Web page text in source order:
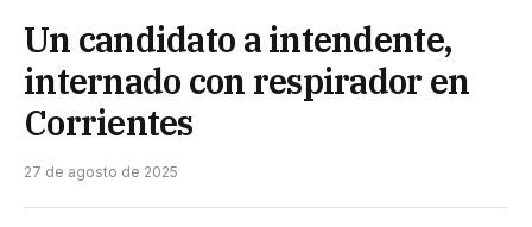
Un candidato a intendente,
internado con respirador en
Corrientes
27 de agosto de 2025